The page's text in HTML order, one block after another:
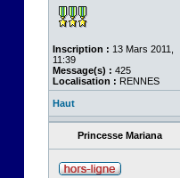
Inscription : 13 Mars 2011,
11:39
Message(s) : 425
Localisation : RENNES
Haut
Princesse Mariana